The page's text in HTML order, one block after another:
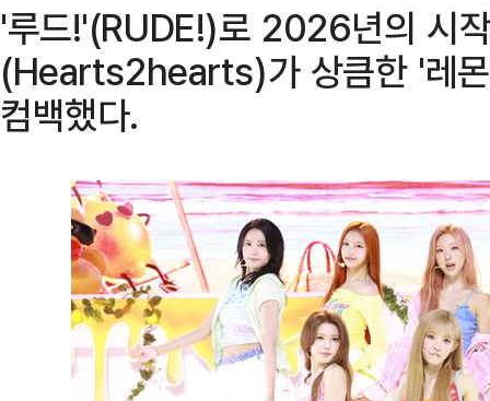
'루드!'(RUDE!)로 2026년의 시
(Hearts2hearts)가 상큼한 '레
컴백했다.